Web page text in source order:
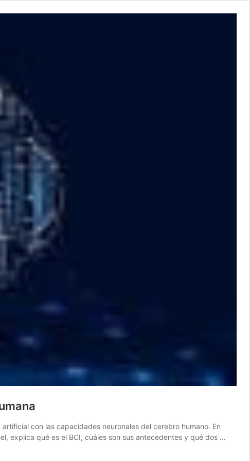
con las capacidades neuronales del cerebro humano. En
explica qué es el BCI, cuáles son sus antecedentes y qué dos …